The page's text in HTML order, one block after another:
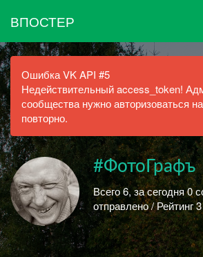
ВПОСТЕР
Ошибка VK API #5
Недействительный access_token!
сообщества нужно авторизоваться
повторно.
#ФотоГрафъ
Всего 6, за сегодня 0
отправлено / Рейтинг 3